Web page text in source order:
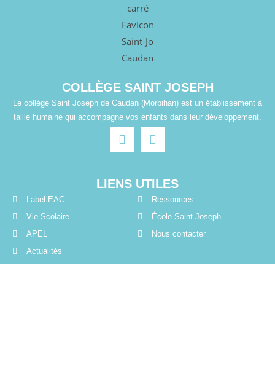
COLLÈGE SAINT JOSEPH
Le collège Saint Joseph de Caudan (Morbihan) est un établissement à
taille humaine qui accompagne vos enfants dans leur développement.
LIENS UTILES
Label EAC
Vie Scolaire
APEL
Actualités
Ressources
École Saint Joseph
Nous contacter